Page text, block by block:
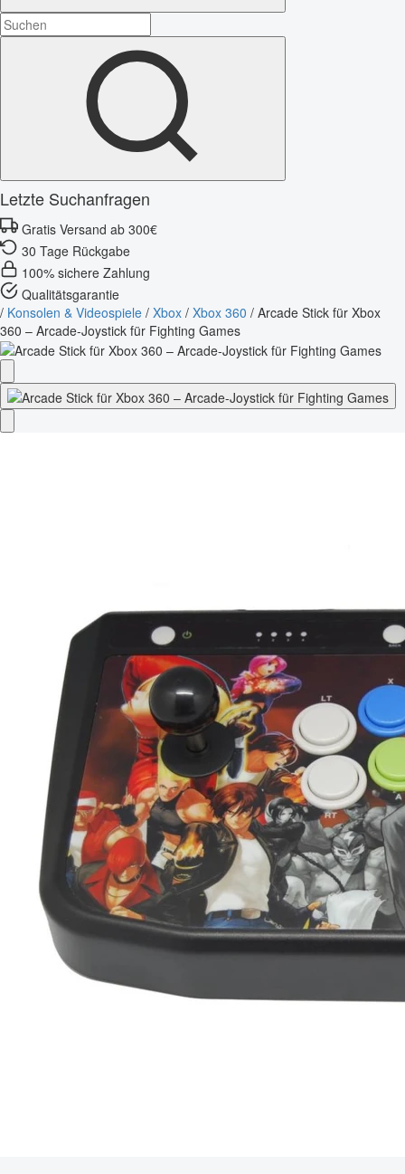
Letzte Suchanfragen
Gratis Versand ab 300€
30 Tage Rückgabe
100% sichere Zahlung
Qualitätsgarantie
/ Konsolen & Videospiele / Xbox / Xbox 360 / Arcade Stick für Xbox
360 – Arcade-Joystick für Fighting Games